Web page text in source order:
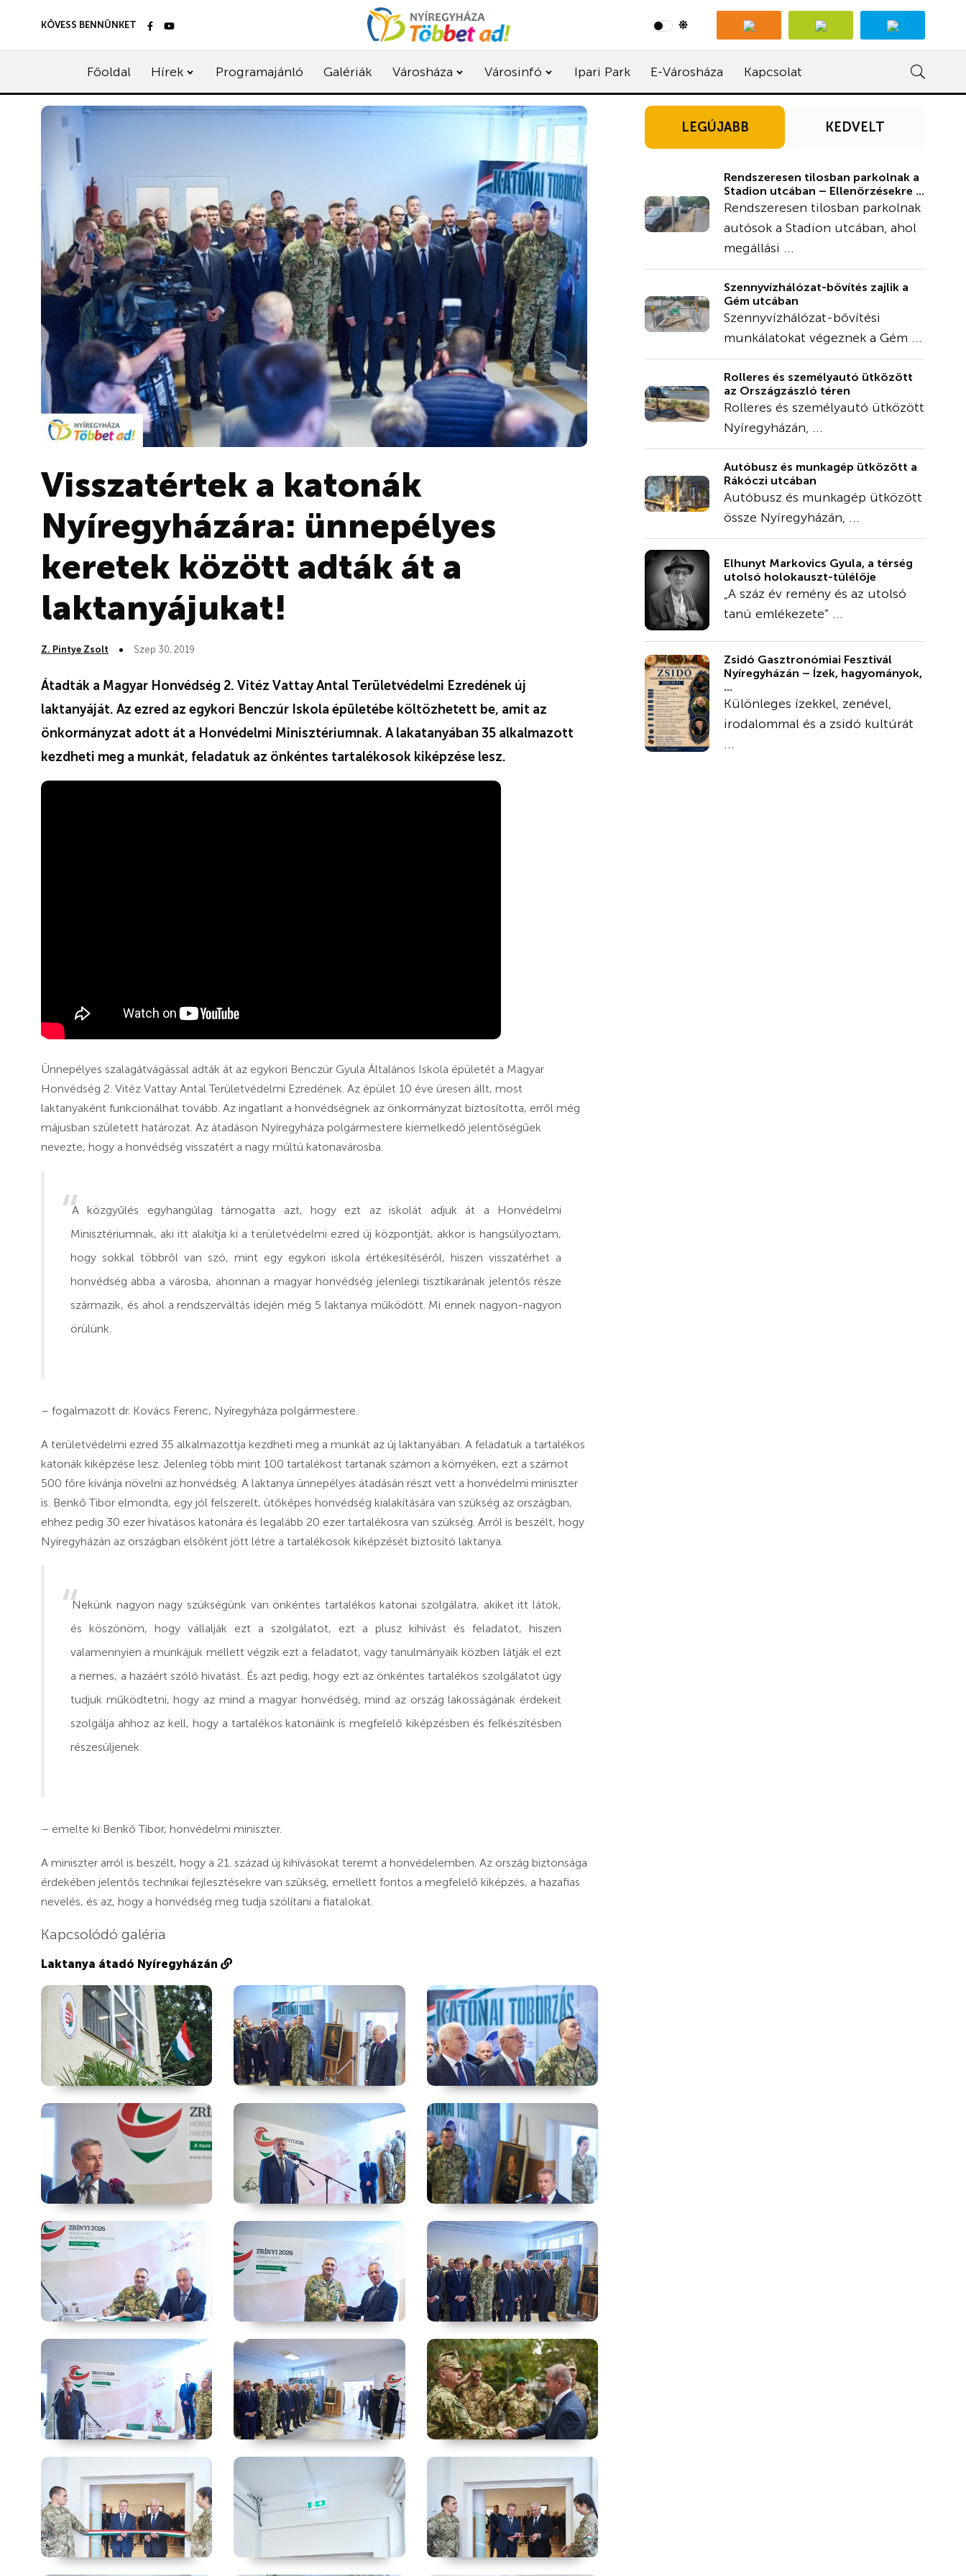
KÖVESS BENNÜNKET
Főoldal Hírek Programajánló Galériák Városháza Városinfó Ipari Park E-Városháza Kapcsolat
Visszatértek a katonák
Nyíregyházára: ünnepélyes
keretek között adták át a
laktanyájukat!
Z. Pintye Zsolt Szep 30, 2019
Átadták a Magyar Honvédség 2. Vitéz Vattay Antal Területvédelmi Ezredének új
laktanyáját. Az ezred az egykori Benczúr Iskola épületébe költözhetett be, amit az
önkormányzat adott át a Honvédelmi Minisztériumnak. A lakatanyában 35 alkalmazott
kezdheti meg a munkát, feladatuk az önkéntes tartalékosok kiképzése lesz.
Ünnepélyes szalagátvágással adták át az egykori Benczúr Gyula Általános Iskola épületét a Magyar
Honvédség 2. Vitéz Vattay Antal Területvédelmi Ezredének. Az épület 10 éve üresen állt, most
laktanyaként funkcionálhat tovább. Az ingatlant a honvédségnek az önkormányzat biztosította, erről még
májusban született határozat. Az átadáson Nyíregyháza polgármestere kiemelkedő jelentőségűek
nevezte, hogy a honvédség visszatért a nagy múltú katonavárosba.
A közgyűlés egyhangúlag támogatta azt, hogy ezt az iskolát adjuk át a Honvédelmi
Minisztériumnak, aki itt alakítja ki a területvédelmi ezred új központját, akkor is hangsúlyoztam,
hogy sokkal többről van szó, mint egy egykori iskola értékesítéséről, hiszen visszatérhet a
honvédség abba a városba, ahonnan a magyar honvédség jelenlegi tisztikarának jelentős része
származik, és ahol a rendszerváltás idején még 5 laktanya működött. Mi ennek nagyon-nagyon
örülünk.
– fogalmazott dr. Kovács Ferenc, Nyíregyháza polgármestere.
A területvédelmi ezred 35 alkalmazottja kezdheti meg a munkát az új laktanyában. A feladatuk a tartalékos
katonák kiképzése lesz. Jelenleg több mint 100 tartalékost tartanak számon a környéken, ezt a számot
500 főre kívánja növelni az honvédség. A laktanya ünnepélyes átadásán részt vett a honvédelmi miniszter
is. Benkő Tibor elmondta, egy jól felszerelt, ütőképes honvédség kialakítására van szükség az országban,
ehhez pedig 30 ezer hivatásos katonára és legalább 20 ezer tartalékosra van szükség. Arról is beszélt, hogy
Nyíregyházán az országban elsőként jött létre a tartalékosok kiképzését biztosító laktanya.
Nekünk nagyon nagy szükségünk van önkéntes tartalékos katonai szolgálatra, akiket itt látok,
és köszönöm, hogy vállalják ezt a szolgálatot, ezt a plusz kihívást és feladatot, hiszen
valamennyien a munkájuk mellett végzik ezt a feladatot, vagy tanulmányaik közben látják el ezt
a nemes, a hazáért szóló hivatást. És azt pedig, hogy ezt az önkéntes tartalékos szolgálatot úgy
tudjuk működtetni, hogy az mind a magyar honvédség, mind az ország lakosságának érdekeit
szolgálja ahhoz az kell, hogy a tartalékos katonáink is megfelelő kiképzésben és felkészítésben
részesüljenek.
– emelte ki Benkő Tibor, honvédelmi miniszter.
A miniszter arról is beszélt, hogy a 21. század új kihívásokat teremt a honvédelemben. Az ország biztonsága
érdekében jelentős technikai fejlesztésekre van szükség, emellett fontos a megfelelő kiképzés, a hazafias
nevelés, és az, hogy a honvédség meg tudja szólítani a fiatalokat.
Kapcsolódó galéria
Laktanya átadó Nyíregyházán
LEGÚJABB KEDVELT
Rendszeresen tilosban parkolnak a
Stadion utcában – Ellenőrzésekre ...
Rendszeresen tilosban parkolnak
autósok a Stadion utcában, ahol
megállási ...
Szennyvízhálózat-bővítés zajlik a
Gém utcában
Szennyvízhálózat-bővítési
munkálatokat végeznek a Gém ...
Rolleres és személyautó ütközött
az Országzászló téren
Rolleres és személyautó ütközött
Nyíregyházán, ...
Autóbusz és munkagép ütközött a
Rákóczi utcában
Autóbusz és munkagép ütközött
össze Nyíregyházán, ...
Elhunyt Markovics Gyula, a térség
utolsó holokauszt-túlélője
„A száz év remény és az utolsó
tanú emlékezete” ...
Zsidó Gasztronómiai Fesztivál
Nyíregyházán – Ízek, hagyományok,
...
Különleges ízekkel, zenével,
irodalommal és a zsidó kultúrát
...